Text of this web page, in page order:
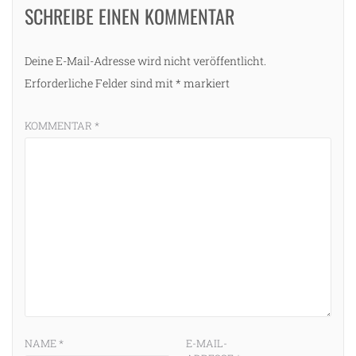
SCHREIBE EINEN KOMMENTAR
Deine E-Mail-Adresse wird nicht veröffentlicht.
Erforderliche Felder sind mit * markiert
KOMMENTAR *
NAME*
E-MAIL-